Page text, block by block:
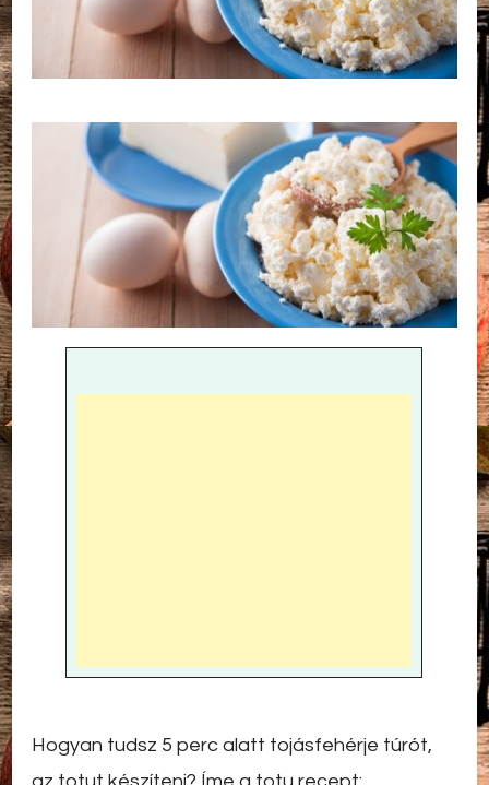
Hogyan tudsz 5 perc alatt tojásfehérje túrót,